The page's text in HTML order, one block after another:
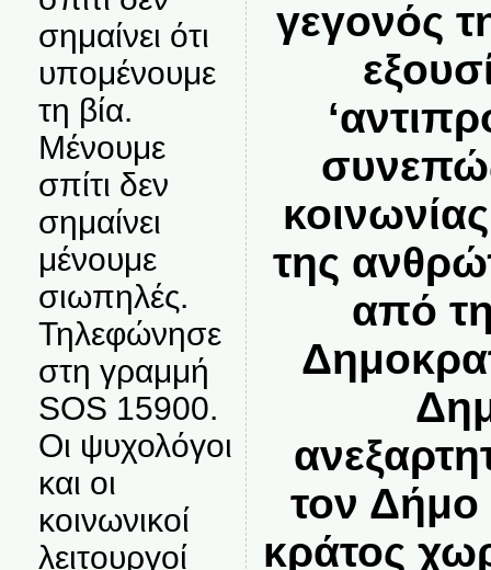
σημαίνει ότι
υπομένουμε
τη βία.
Μένουμε
σπίτι δεν
σημαίνει
μένουμε
σιωπηλές.
Τηλεφώνησε
στη γραμμή
SOS 15900.
Οι ψυχολόγοι
και οι
κοινωνικοί
λειτουργοί
γεγονός
της
από
τον Δήμο
κράτος